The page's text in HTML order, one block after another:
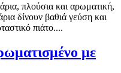
πλούσια και αρωματική,
δίνουν βαθιά γεύση και
πιάτο....
με